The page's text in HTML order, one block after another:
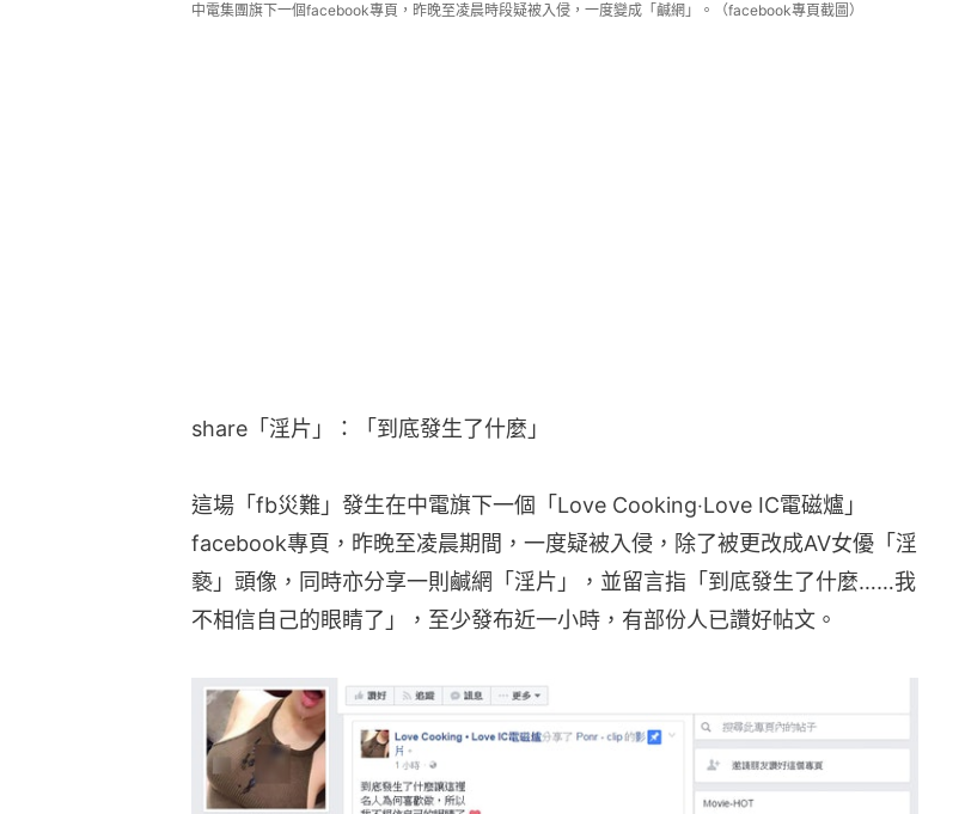
中電集團旗下一個facebook專頁，昨晚至凌晨時段疑被入侵，一度變成「鹹網」。（facebook專頁截圖）
share「淫片」：「到底發生了什麼」
這場「fb災難」發生在中電旗下一個「Love Cooking‧Love IC電磁爐」
facebook專頁，昨晚至凌晨期間，一度疑被入侵，除了被更改成AV女優「淫
褻」頭像，同時亦分享一則鹹網「淫片」，並留言指「到底發生了什麼……我
不相信自己的眼睛了」，至少發布近一小時，有部份人已讚好帖文。